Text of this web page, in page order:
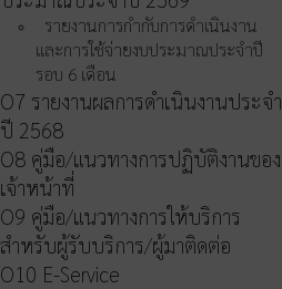
รายงานการกำกับการดำเนินงาน
และการใช้จ่ายงบประมาณประจำปี
รอบ 6 เดือน
O7 รายงานผลการดำเนินงานประจำ
ปี 2568
O8 คู่มือ/แนวทางการปฏิบัติงานของ
เจ้าหน้าที่
O9 คู่มือ/แนวทางการให้บริการ
สำหรับผู้รับบริการ/ผู้มาติดต่อ
O10 E-Service